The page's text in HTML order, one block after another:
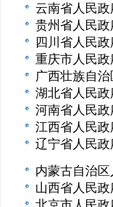
云南省人民
贵州省人民
四川省人民
重庆市人民
广西壮族自
湖北省人民
河南省人民
江西省人民
辽宁省人民
内蒙古自治
山西省人民